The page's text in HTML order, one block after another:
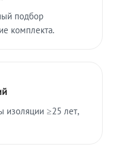
подбор
комплекта.
изоляции ≥25 лет,